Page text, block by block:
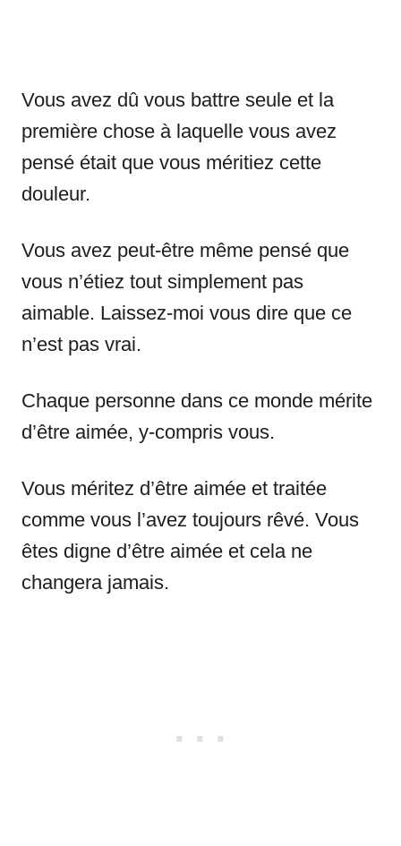
Vous avez dû vous battre seule et la
première chose à laquelle vous avez
pensé était que vous méritiez cette
douleur.
Vous avez peut-être même pensé que
vous n’étiez tout simplement pas
aimable. Laissez-moi vous dire que ce
n’est pas vrai.
Chaque personne dans ce monde mérite
d’être aimée, y-compris vous.
Vous méritez d’être aimée et traitée
comme vous l’avez toujours rêvé. Vous
êtes digne d’être aimée et cela ne
changera jamais.